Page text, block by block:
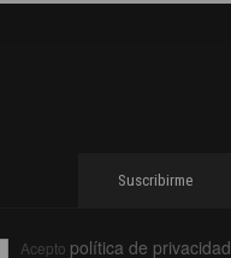
Acepto política de privacidad